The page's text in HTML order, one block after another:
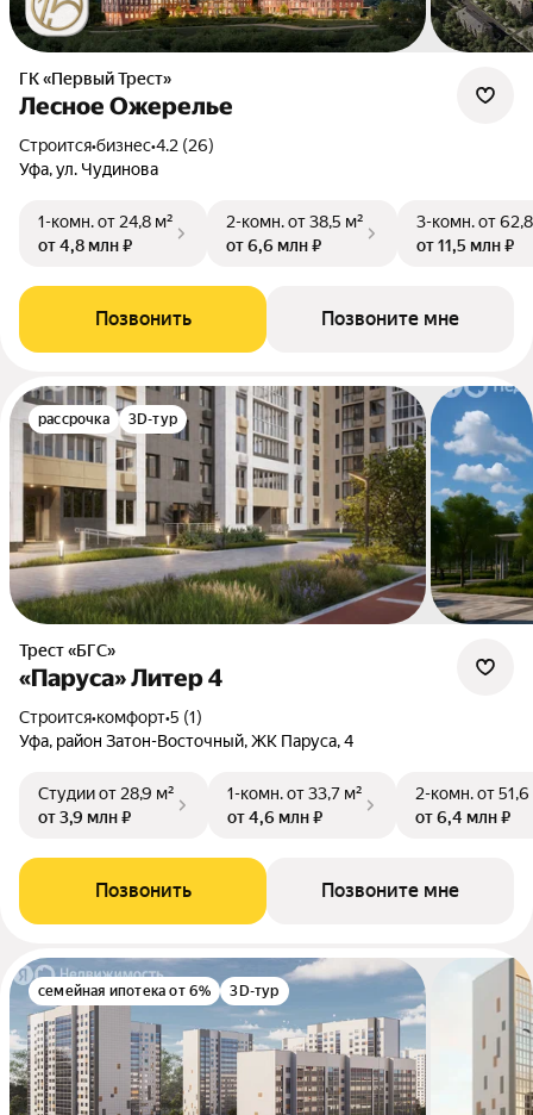
ГК «Первый Трест»
Лесное Ожерелье
Строится•бизнес•4.2 (26)
Уфа, ул. Чудинова
1-комн.от 24,8 м²
от 4,8 млн ₽
2-комн.от 38,5 м²
от 6,6 млн ₽
3-комн.от
от 11,5 млн ₽
Позвонить Позвоните мне
рассрочка 3D-тур
Трест «БГС»
«Паруса» Литер 4
Строится•комфорт•5 (1)
Уфа, район Затон-Восточный, ЖК Паруса, 4
Студииот 28,9 м²
от 3,9 млн ₽
1-комн.от 33,7 м²
от 4,6 млн ₽
2-комн.от
от 6,4 млн ₽
Позвонить Позвоните мне
семейная ипотека от 6% 3D-тур